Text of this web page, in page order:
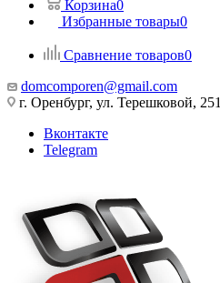
Корзина0
Избранные товары0
Сравнение товаров0
domcomporen@gmail.com
г. Оренбург, ул. Терешковой, 251
Вконтакте
Telegram